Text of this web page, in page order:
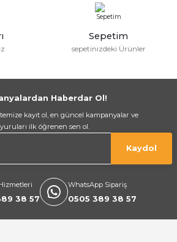
Sepetim
sepetinizdeki Ürünler
Haberdar Ol!
kayıt ol, en güncel kampanyalar ve
ilk öğrenen sen ol.
Kaydol
38 57
WhatsApp Sipariş
0505 389 38 57